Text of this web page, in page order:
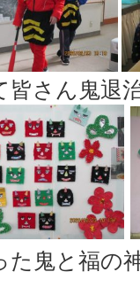
皆さん鬼退
た鬼と福の